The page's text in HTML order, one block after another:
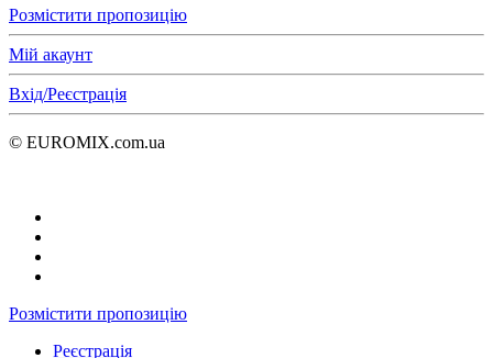
Розмістити пропозицію
Мій акаунт
Вхід/Реєстрація
© EUROMIX.com.ua
Розмістити пропозицію
Реєстрація